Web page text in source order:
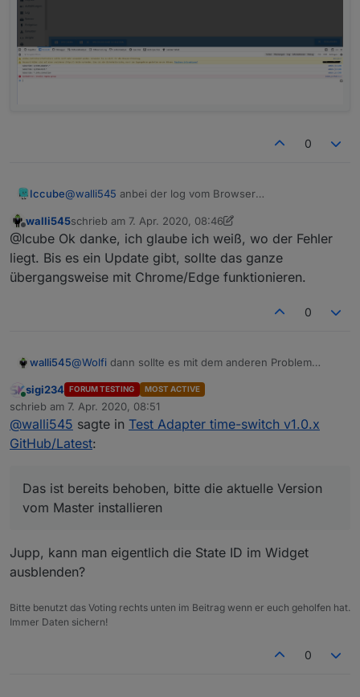
0
Iccube@walli545 anbei der log vom Browser
Offline
walli545schrieb am 7. Apr. 2020, 08:46
zuletzt editiert von walli5454. Juli 2020, 10:46
@Icube Ok danke, ich glaube ich weiß, wo der Fehler
liegt. Bis es ein Update gibt, sollte das ganze
übergangsweise mit Chrome/Edge funktionieren.
0
walli545@Wolfi dann sollte es mit dem anderen Problem
@sigi234Das ist bereits behoben, bitte die aktuelle
Version vom Master installieren
Online
sigi234 FORUM TESTING MOST ACTIVE
schrieb am 7. Apr. 2020, 08:51
zuletzt editiert von
@walli545 sagte in Test Adapter time-switch v1.0.x
GitHub/Latest:
Das ist bereits behoben, bitte die aktuelle Version
vom Master installieren
Jupp, kann man eigentlich die State ID im Widget
ausblenden?
Bitte benutzt das Voting rechts unten im Beitrag wenn er euch geholfen hat.
Immer Daten sichern!
0